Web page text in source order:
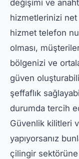
değişimi ve
hizmetlerinizi
hizmet telefon
olması,
bölgenizi ve
güven
şeffaflık
durumda tercih
Güvenlik kilitleri
yapıyorsanız
çilingir